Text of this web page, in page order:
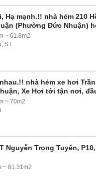
Hạ mạnh.!! nhà hẻm 210
(Phường Đức Nhuận)
~ 61.8m2
ST
nhà hẻm xe hơi
Xe Hơi tới tận nơi,
~ 70m2
Nguyễn Trọng Tuyển,
~ 81.31m2